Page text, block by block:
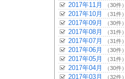
2017年11月 （30件）
2017年10月 （31件）
2017年09月 （30件）
2017年08月 （31件）
2017年07月 （31件）
2017年06月 （30件）
2017年05月 （31件）
2017年04月 （30件）
2017年03月 （32件）